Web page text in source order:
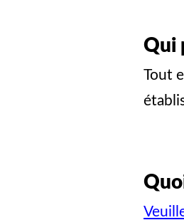
Qui
Tout